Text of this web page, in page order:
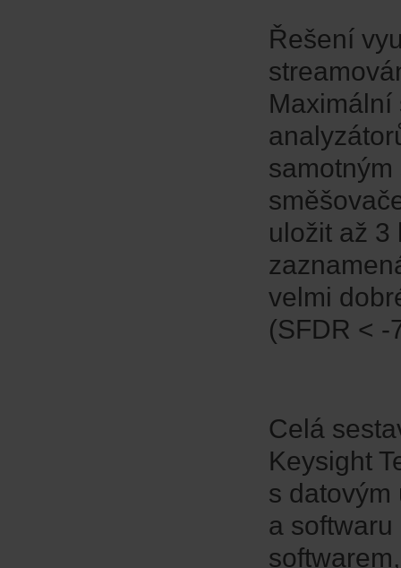
Řešení
Maximální
uložit až 3
velmi
(SFDR < -
Celá
Keysight
s datovým
a